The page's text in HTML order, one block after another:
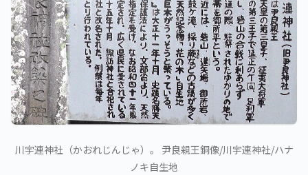
川宇連神社（かおれじんじゃ）。 尹良親王銅像/川宇連神社/ハナ
ノキ自生地